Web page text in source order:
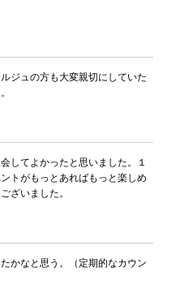
ジュの方も大変親切にしていた
してよかったと思いました。１
トがもっとあればもっと楽しめ
ざいました。
かなと思う。（定期的なカウン